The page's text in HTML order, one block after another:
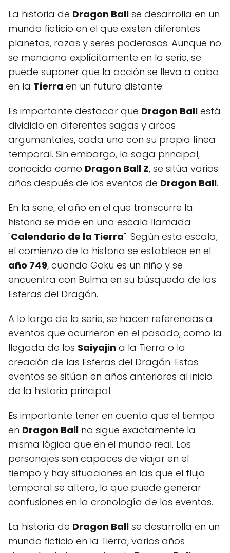
La historia de Dragon Ball se desarrolla en un
mundo ficticio en el que existen diferentes
planetas, razas y seres poderosos. Aunque no
se menciona explícitamente en la serie, se
puede suponer que la acción se lleva a cabo
en la Tierra en un futuro distante.
Es importante destacar que Dragon Ball está
dividido en diferentes sagas y arcos
argumentales, cada uno con su propia línea
temporal. Sin embargo, la saga principal,
conocida como Dragon Ball Z, se sitúa varios
años después de los eventos de Dragon Ball.
En la serie, el año en el que transcurre la
historia se mide en una escala llamada
"Calendario de la Tierra". Según esta escala,
el comienzo de la historia se establece en el
año 749, cuando Goku es un niño y se
encuentra con Bulma en su búsqueda de las
Esferas del Dragón.
A lo largo de la serie, se hacen referencias a
eventos que ocurrieron en el pasado, como la
llegada de los Saiyajin a la Tierra o la
creación de las Esferas del Dragón. Estos
eventos se sitúan en años anteriores al inicio
de la historia principal.
Es importante tener en cuenta que el tiempo
en Dragon Ball no sigue exactamente la
misma lógica que en el mundo real. Los
personajes son capaces de viajar en el
tiempo y hay situaciones en las que el flujo
temporal se altera, lo que puede generar
confusiones en la cronología de los eventos.
La historia de Dragon Ball se desarrolla en un
mundo ficticio en la Tierra, varios años